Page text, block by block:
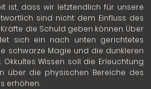
ist, dass wir letztendlich für unsere
sind nicht dem Einfluss des
die Schuld geben können. Über
sich ein nach unten gerichtetes
schwarze Magie und die dunkleren
Wissen soll die Erleuchtung
über die physischen Bereiche des
erhöhen.